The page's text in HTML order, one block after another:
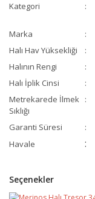
Kategori
Marka
Halı Hav Yüksekliği
Halının Rengi
Halı İplik Cinsi
Metrekarede İlmek
Sıklığı
Garanti Süresi
Havale
Seçenekler